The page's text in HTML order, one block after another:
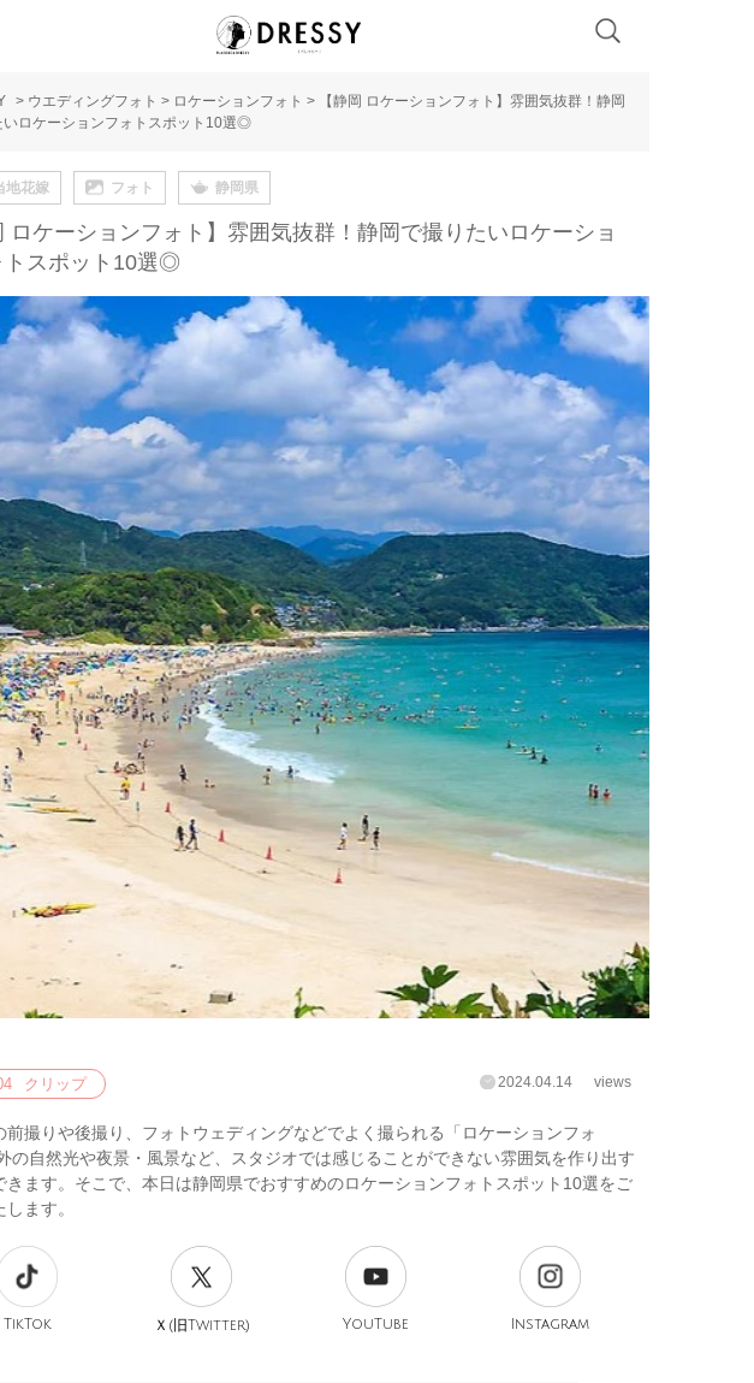
> ウエディングフォト > ロケーションフォト >
【静岡 ロケーションフォト】雰囲気抜群！静岡
いロケーションフォトスポット10選◎
地花嫁 フォト 静岡県
ロケーションフォト】雰囲気抜群！静岡で撮りたいロケーショ
トスポット10選◎
クリップ 2024.04.14 views
前撮りや後撮り、フォトウェディングなどでよく撮られる「ロケーションフォ
の自然光や夜景・風景など、スタジオでは感じることができない雰囲気を作り出す
きます。そこで、本日は静岡県でおすすめのロケーションフォトスポット10選をご
ます。
TikTok Ｘ(旧Twitter) YouTube Instagram